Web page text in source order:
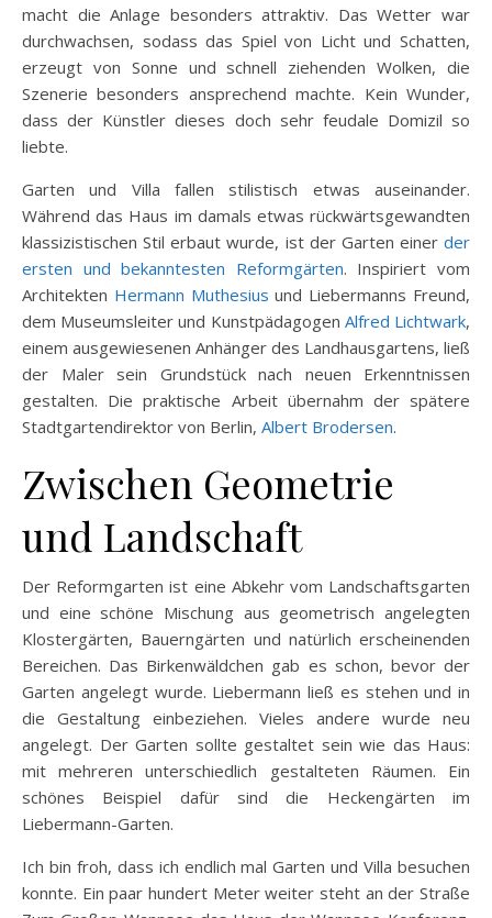
macht die Anlage besonders attraktiv. Das Wetter war
durchwachsen, sodass das Spiel von Licht und Schatten,
erzeugt von Sonne und schnell ziehenden Wolken, die
Szenerie besonders ansprechend machte. Kein Wunder,
dass der Künstler dieses doch sehr feudale Domizil so
liebte.
Garten und Villa fallen stilistisch etwas auseinander.
Während das Haus im damals etwas rückwärtsgewandten
klassizistischen Stil erbaut wurde, ist der Garten einer der
ersten und bekanntesten Reformgärten. Inspiriert vom
Architekten Hermann Muthesius und Liebermanns Freund,
dem Museumsleiter und Kunstpädagogen Alfred Lichtwark,
einem ausgewiesenen Anhänger des Landhausgartens, ließ
der Maler sein Grundstück nach neuen Erkenntnissen
gestalten. Die praktische Arbeit übernahm der spätere
Stadtgartendirektor von Berlin, Albert Brodersen.
Zwischen Geometrie
und Landschaft
Der Reformgarten ist eine Abkehr vom Landschaftsgarten
und eine schöne Mischung aus geometrisch angelegten
Klostergärten, Bauerngärten und natürlich erscheinenden
Bereichen. Das Birkenwäldchen gab es schon, bevor der
Garten angelegt wurde. Liebermann ließ es stehen und in
die Gestaltung einbeziehen. Vieles andere wurde neu
angelegt. Der Garten sollte gestaltet sein wie das Haus:
mit mehreren unterschiedlich gestalteten Räumen. Ein
schönes Beispiel dafür sind die Heckengärten im
Liebermann-Garten.
Ich bin froh, dass ich endlich mal Garten und Villa besuchen
konnte. Ein paar hundert Meter weiter steht an der Straße